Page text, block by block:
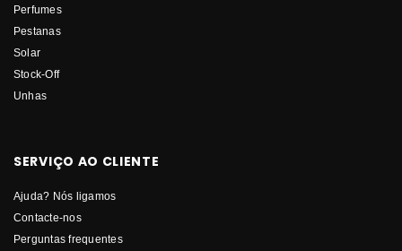
Perfumes
Pestanas
Solar
Stock-Off
Unhas
SERVIÇO AO CLIENTE
Ajuda? Nós ligamos
Contacte-nos
Perguntas frequentes